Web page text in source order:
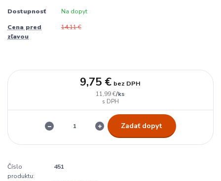
Dostupnosť Na dopyt
Cena pred
zľavou
14,11 €
11,99 €/ks
9,75 € bez DPH
Zadať dopyt
Číslo
produktu:
451